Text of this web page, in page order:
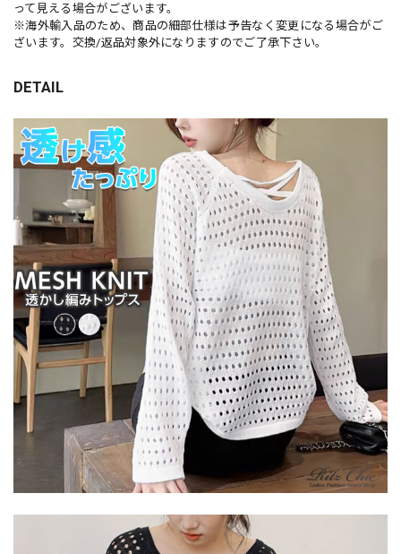
って見える場合がございます。
※海外輸入品のため、商品の細部仕様は予告なく変更になる場合がご
ざいます。交換/返品対象外になりますのでご了承下さい。
DETAIL